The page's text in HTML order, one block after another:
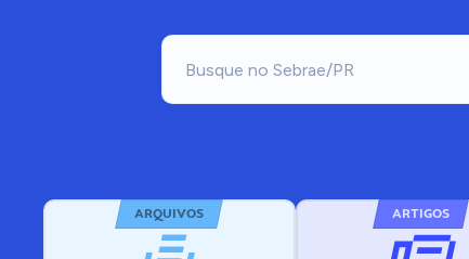
ARQUIVOS ARTIGOS